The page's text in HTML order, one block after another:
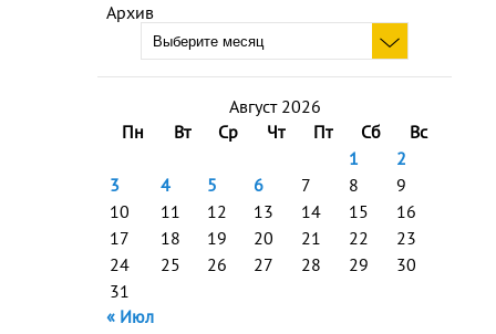
Архив
Август 2026
Пн
Вт Ср Чт Пт Сб
Вс
1
2
3
4 5 6 7 8
9
10
11 12 13 14 15
16
17
18 19 20 21 22
23
24
25 26 27 28 29
30
31
« Июл